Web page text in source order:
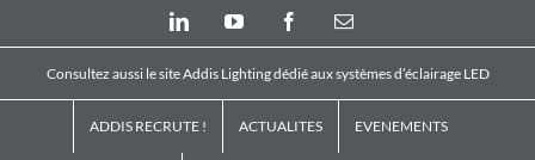
LinkedInYouTube FacebookEmail
Consultez aussi le site Addis Lighting dédié aux systèmes d’éclairage LED
ADDIS RECRUTE ! ACTUALITES EVENEMENTS